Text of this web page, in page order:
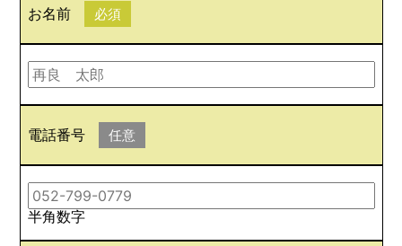
お名前 必須
電話番号 任意
半角数字